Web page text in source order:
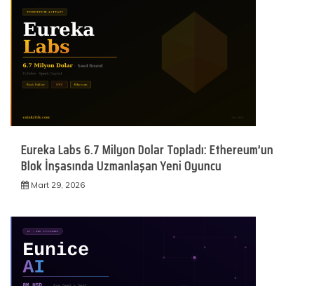
Eureka Labs 6.7 Milyon Dolar Topladı: Ethereum’un
Blok İnşasında Uzmanlaşan Yeni Oyuncu
Mart 29, 2026